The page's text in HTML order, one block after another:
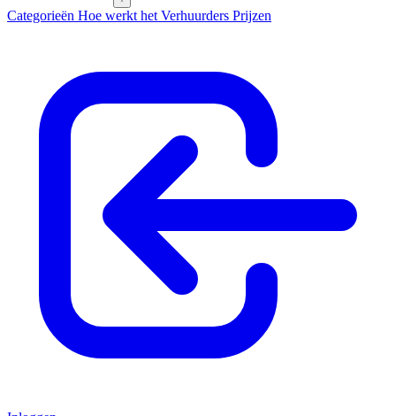
Categorieën Hoe werkt het Verhuurders Prijzen